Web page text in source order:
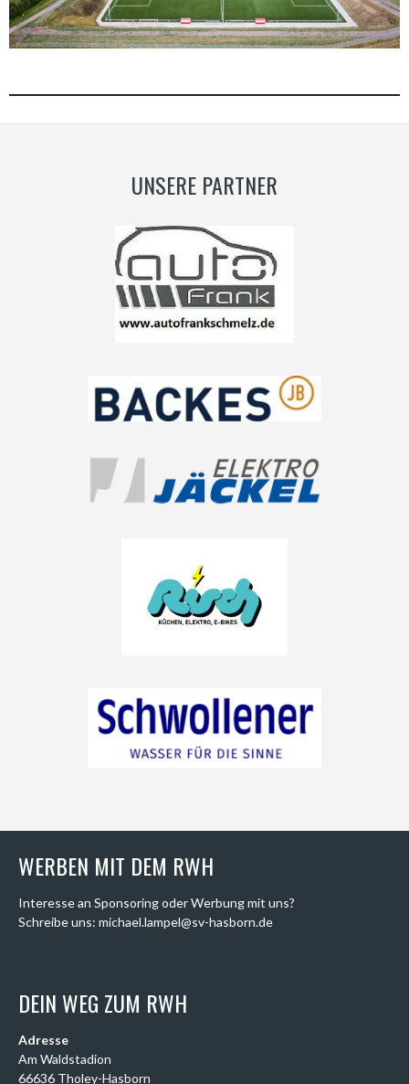
UNSERE PARTNER
WERBEN MIT DEM RWH
Interesse an Sponsoring oder Werbung mit uns?
Schreibe uns: michael.lampel@sv-hasborn.de
DEIN WEG ZUM RWH
Adresse
Am Waldstadion
66636 Tholey-Hasborn